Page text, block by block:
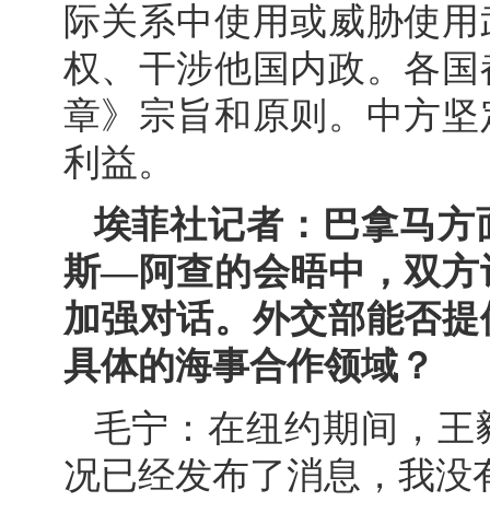
际关系中使用或威胁使
权、干涉他国内政。各
章》宗旨和原则。中方
利益。
埃菲社记者：巴拿马
斯—阿查的会晤中，双方
加强对话。外交部能否
具体的海事合作领域？
毛宁：在纽约期间，
况已经发布了消息，我没